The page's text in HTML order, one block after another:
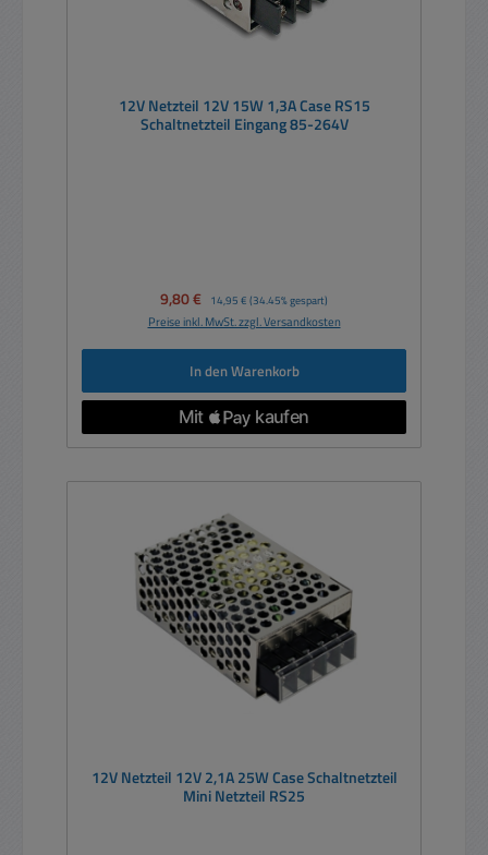
12V Netzteil 12V 15W 1,3A Case RS15
Schaltnetzteil Eingang 85-264V
Verkaufspreis:
9,80 € Regulärer Preis:
14,95 € (34.45% gespart)
Preise inkl. MwSt. zzgl. Versandkosten
In den Warenkorb
12V Netzteil 12V 2,1A 25W Case Schaltnetzteil
Mini Netzteil RS25